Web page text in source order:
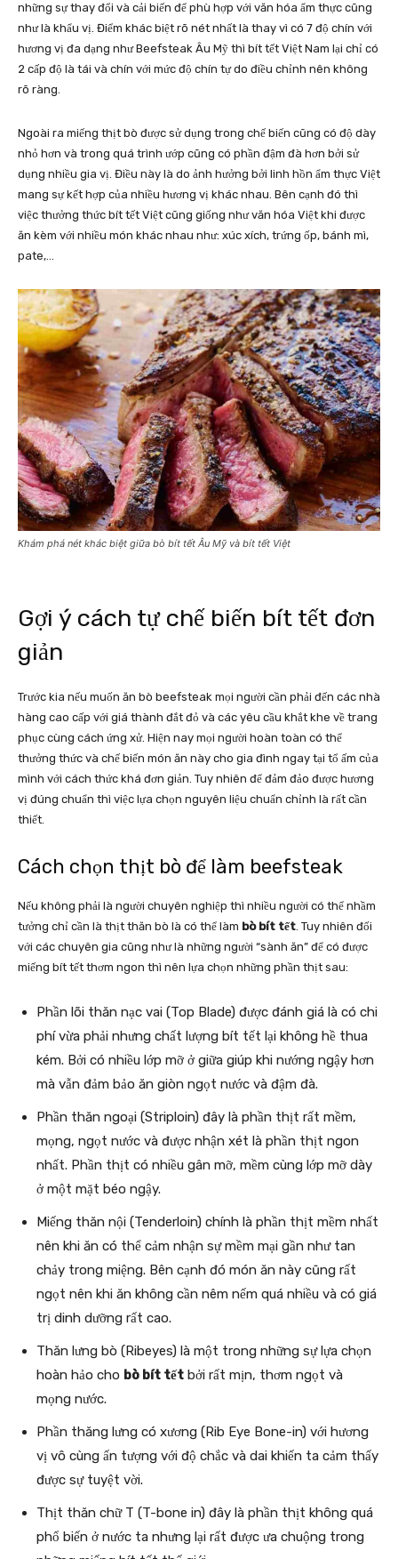
những sự thay đổi và cải biến để phù hợp với văn hóa ẩm thực cũng
như là khẩu vị. Điểm khác biệt rõ nét nhất là thay vì có 7 độ chín với
hương vị đa dạng như Beefsteak Âu Mỹ thì bít tết Việt Nam lại chỉ có
2 cấp độ là tái và chín với mức độ chín tự do điều chỉnh nên không
rõ ràng.
Ngoài ra miếng thịt bò được sử dụng trong chế biến cũng có độ dày
nhỏ hơn và trong quá trình ướp cũng có phần đậm đà hơn bởi sử
dụng nhiều gia vị. Điều này là do ảnh hưởng bởi linh hồn ẩm thực Việt
mang sự kết hợp của nhiều hương vị khác nhau. Bên cạnh đó thì
việc thưởng thức bít tết Việt cũng giống như văn hóa Việt khi được
ăn kèm với nhiều món khác nhau như: xúc xích, trứng ốp, bánh mì,
pate,…
Khám phá nét khác biệt giữa bò bít tết Âu Mỹ và bít tết Việt
Gợi ý cách tự chế biến bít tết đơn
giản
Trước kia nếu muốn ăn bò beefsteak mọi người cần phải đến các nhà
hàng cao cấp với giá thành đắt đỏ và các yêu cầu khắt khe về trang
phục cùng cách ứng xử. Hiện nay mọi người hoàn toàn có thể
thưởng thức và chế biến món ăn này cho gia đình ngay tại tổ ấm của
mình với cách thức khá đơn giản. Tuy nhiên để đảm đảo được hương
vị đúng chuẩn thì việc lựa chọn nguyên liệu chuẩn chỉnh là rất cần
thiết.
Cách chọn thịt bò để làm beefsteak
Nếu không phải là người chuyên nghiệp thì nhiều người có thể nhầm
tưởng chỉ cần là thịt thăn bò là có thể làm bò bít tết. Tuy nhiên đối
với các chuyên gia cũng như là những người “sành ăn” để có được
miếng bít tết thơm ngon thì nên lựa chọn những phần thịt sau:
Phần lõi thăn nạc vai (Top Blade) được đánh giá là có chi
phí vừa phải nhưng chất lượng bít tết lại không hề thua
kém. Bởi có nhiều lớp mỡ ở giữa giúp khi nướng ngậy hơn
mà vẫn đảm bảo ăn giòn ngọt nước và đậm đà.
Phần thăn ngoại (Striploin) đây là phần thịt rất mềm,
mọng, ngọt nước và được nhận xét là phần thịt ngon
nhất. Phần thịt có nhiều gân mỡ, mềm cùng lớp mỡ dày
ở một mặt béo ngậy.
Miếng thăn nội (Tenderloin) chính là phần thịt mềm nhất
nên khi ăn có thể cảm nhận sự mềm mại gần như tan
chảy trong miệng. Bên cạnh đó món ăn này cũng rất
ngọt nên khi ăn không cần nêm nếm quá nhiều và có giá
trị dinh dưỡng rất cao.
Thăn lưng bò (Ribeyes) là một trong những sự lựa chọn
hoàn hảo cho bò bít tết bởi rất mịn, thơm ngọt và
mọng nước.
Phần thăng lưng có xương (Rib Eye Bone-in) với hương
vị vô cùng ấn tượng với độ chắc và dai khiến ta cảm thấy
được sự tuyệt vời.
Thịt thăn chữ T (T-bone in) đây là phần thịt không quá
phổ biến ở nước ta nhưng lại rất được ưa chuộng trong